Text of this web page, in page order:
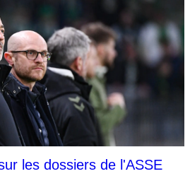
les dossiers de l'ASSE